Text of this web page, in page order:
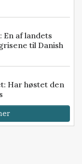
En af landets
til Danish
Har høstet den